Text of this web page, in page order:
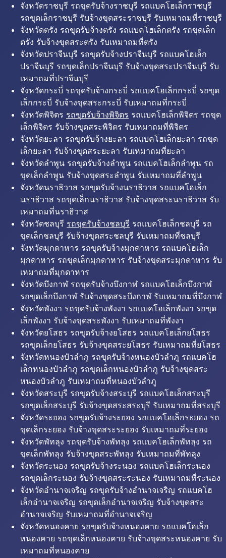
จังหวัดราชบุรี รถขุดรับจ้างราชบุรี รถแบคโฮเล็กราชบุรี
รถขุดเล็กราชบุรี รับจ้างขุดสระราชบุรี รับเหมาถมที่ราชบุรี
จังหวัดตรัง รถขุดรับจ้างตรัง รถแบคโฮเล็กตรัง รถขุดเล็ก
ตรัง รับจ้างขุดสระตรัง รับเหมาถมที่ตรัง
จังหวัดปราจีนบุรี รถขุดรับจ้างปราจีนบุรี รถแบคโฮเล็ก
ปราจีนบุรี รถขุดเล็กปราจีนบุรี รับจ้างขุดสระปราจีนบุรี รับ
เหมาถมที่ปราจีนบุรี
จังหวัดกระบี่ รถขุดรับจ้างกระบี่ รถแบคโฮเล็กกระบี่ รถขุด
เล็กกระบี่ รับจ้างขุดสระกระบี่ รับเหมาถมที่กระบี่
จังหวัดพิจิตร รถขุดรับจ้างพิจิตร รถแบคโฮเล็กพิจิตร รถขุด
เล็กพิจิตร รับจ้างขุดสระพิจิตร รับเหมาถมที่พิจิตร
จังหวัดยะลา รถขุดรับจ้างยะลา รถแบคโฮเล็กยะลา รถขุด
เล็กยะลา รับจ้างขุดสระยะลา รับเหมาถมที่ยะลา
จังหวัดลำพูน รถขุดรับจ้างลำพูน รถแบคโฮเล็กลำพูน รถ
ขุดเล็กลำพูน รับจ้างขุดสระลำพูน รับเหมาถมที่ลำพูน
จังหวัดนราธิวาส รถขุดรับจ้างนราธิวาส รถแบคโฮเล็ก
นราธิวาส รถขุดเล็กนราธิวาส รับจ้างขุดสระนราธิวาส รับ
เหมาถมที่นราธิวาส
จังหวัดชลบุรี รถขุดรับจ้างชลบุรี รถแบคโฮเล็กชลบุรี รถ
ขุดเล็กชลบุรี รับจ้างขุดสระชลบุรี รับเหมาถมที่ชลบุรี
จังหวัดมุกดาหาร รถขุดรับจ้างมุกดาหาร รถแบคโฮเล็ก
มุกดาหาร รถขุดเล็กมุกดาหาร รับจ้างขุดสระมุกดาหาร รับ
เหมาถมที่มุกดาหาร
จังหวัดบึงกาฬ รถขุดรับจ้างบึงกาฬ รถแบคโฮเล็กบึงกาฬ
รถขุดเล็กบึงกาฬ รับจ้างขุดสระบึงกาฬ รับเหมาถมที่บึงกาฬ
จังหวัดพังงา รถขุดรับจ้างพังงา รถแบคโฮเล็กพังงา รถขุด
เล็กพังงา รับจ้างขุดสระพังงา รับเหมาถมที่พังงา
จังหวัดยโสธร รถขุดรับจ้างยโสธร รถแบคโฮเล็กยโสธร
รถขุดเล็กยโสธร รับจ้างขุดสระยโสธร รับเหมาถมที่ยโสธร
จังหวัดหนองบัวลำภู รถขุดรับจ้างหนองบัวลำภู รถแบคโฮ
เล็กหนองบัวลำภู รถขุดเล็กหนองบัวลำภู รับจ้างขุดสระ
หนองบัวลำภู รับเหมาถมที่หนองบัวลำภู
จังหวัดสระบุรี รถขุดรับจ้างสระบุรี รถแบคโฮเล็กสระบุรี
รถขุดเล็กสระบุรี รับจ้างขุดสระสระบุรี รับเหมาถมที่สระบุรี
จังหวัดระยอง รถขุดรับจ้างระยอง รถแบคโฮเล็กระยอง รถ
ขุดเล็กระยอง รับจ้างขุดสระระยอง รับเหมาถมที่ระยอง
จังหวัดพัทลุง รถขุดรับจ้างพัทลุง รถแบคโฮเล็กพัทลุง รถ
ขุดเล็กพัทลุง รับจ้างขุดสระพัทลุง รับเหมาถมที่พัทลุง
จังหวัดระนอง รถขุดรับจ้างระนอง รถแบคโฮเล็กระนอง
รถขุดเล็กระนอง รับจ้างขุดสระระนอง รับเหมาถมที่ระนอง
จังหวัดอำนาจเจริญ รถขุดรับจ้างอำนาจเจริญ รถแบคโฮ
เล็กอำนาจเจริญ รถขุดเล็กอำนาจเจริญ รับจ้างขุดสระ
อำนาจเจริญ รับเหมาถมที่อำนาจเจริญ
จังหวัดหนองคาย รถขุดรับจ้างหนองคาย รถแบคโฮเล็ก
หนองคาย รถขุดเล็กหนองคาย รับจ้างขุดสระหนองคาย รับ
เหมาถมที่หนองคาย